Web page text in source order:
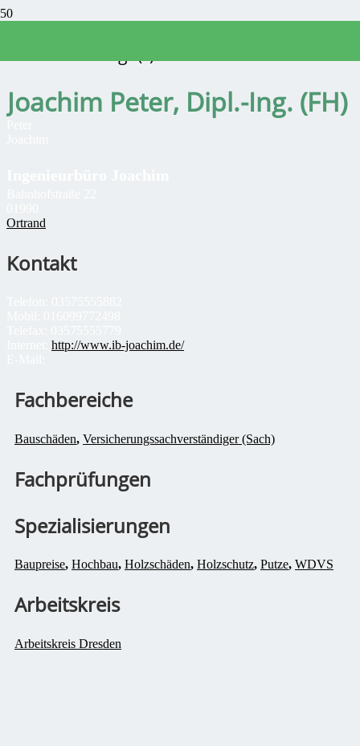
Joachim Peter, Dipl.-Ing. (FH)
Ortrand
Kontakt
http://www.ib-joachim.de/
Fachbereiche
Bauschäden, Versicherungssachverständiger (Sach)
Fachprüfungen
Spezialisierungen
Baupreise, Hochbau, Holzschäden, Holzschutz, Putze, WDVS
Arbeitskreis
Arbeitskreis Dresden